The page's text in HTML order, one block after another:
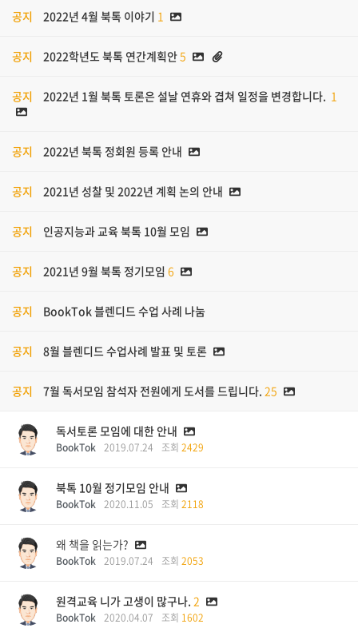
공지 2022년 4월 북톡 이야기 1
공지 2022학년도 북톡 연간계획안5
공지 2022년 1월 북톡 토론은 설날 연휴와 겹쳐 일정을 변경합니다. 1
공지 2022년 북톡 정회원 등록 안내
공지 2021년 성찰 및 2022년 계획 논의 안내
공지 인공지능과 교육 북톡 10월 모임
공지 2021년 9월 북톡 정기모임 6
공지 BookTok 블렌디드 수업 사례 나눔
공지 8월 블렌디드 수업사례 발표 및 토론
공지 7월 독서모임 참석자 전원에게 도서를 드립니다. 25
독서토론 모임에 대한 안내
BookTok 2019.07.24 조회 2429
북톡 10월 정기모임 안내
BookTok 2020.11.05 조회 2118
왜 책을 읽는가?
BookTok 2019.07.24 조회 2053
원격교육 니가 고생이 많구나. 2
BookTok 2020.04.07 조회 1602